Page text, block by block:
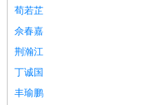
荀若芷
佘春嘉
荆瀚江
丁诚国
丰瑜鹏